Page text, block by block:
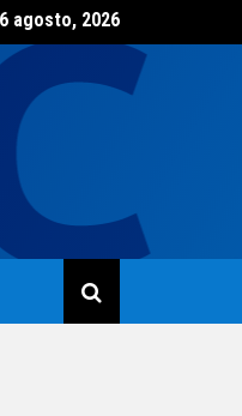
6 agosto, 2026